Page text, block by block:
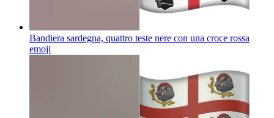
Bandiera sardegna, quattro teste nere con una croce rossa
emoji